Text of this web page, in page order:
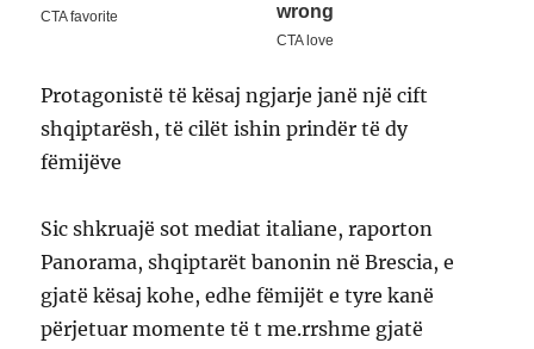
Protagonistë të kësaj ngjarje janë një cift
shqiptarësh, të cilët ishin prindër të dy
fëmijëve
Sic shkruajë sot mediat italiane, raporton
Panorama, shqiptarët banonin në Brescia, e
gjatë kësaj kohe, edhe fëmijët e tyre kanë
përjetuar momente të t me.rrshme gjatë